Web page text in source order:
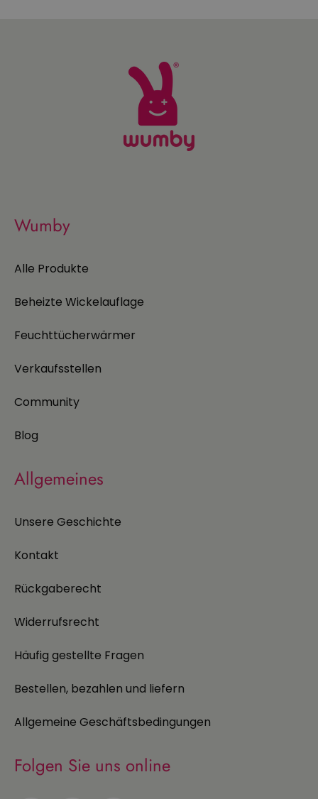
Wumby
Alle Produkte
Beheizte Wickelauflage
Feuchttücherwärmer
Verkaufsstellen
Community
Blog
Allgemeines
Unsere Geschichte
Kontakt
Rückgaberecht
Widerrufsrecht
Häufig gestellte Fragen
Bestellen, bezahlen und liefern
Allgemeine Geschäftsbedingungen
Folgen Sie uns online